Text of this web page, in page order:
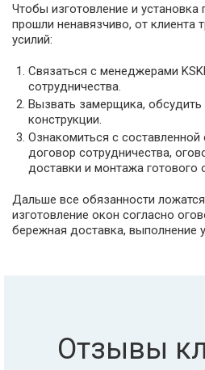
Чтобы изготовление и установка
прошли ненавязчиво, от клиента
усилий:
Связаться с менеджерами
сотрудничества.
Вызвать замерщика,
конструкции.
Ознакомиться с составленной
договор сотрудничества,
доставки и монтажа готового
Дальше все обязанности
изготовление окон согласно
бережная доставка, выполнение
Отзывы